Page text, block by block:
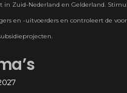
in Zuid-Nederland en Gelderland.
en -uitvoerders en controleert de